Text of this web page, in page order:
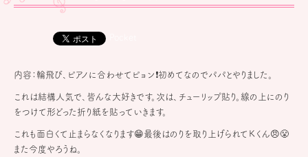
内容：輪飛び、ピアノに合わせてピョン❗️初めてなのでパパとやりました。
これは結構人気で、皆んな大好きです。次は、チューリップ貼り。線の上にのり
をつけて形どった折り紙を貼っていきます。
これも面白くて止まらなくなります😁最後はのりを取り上げられてＫくん😠😤
また今度やろうね。